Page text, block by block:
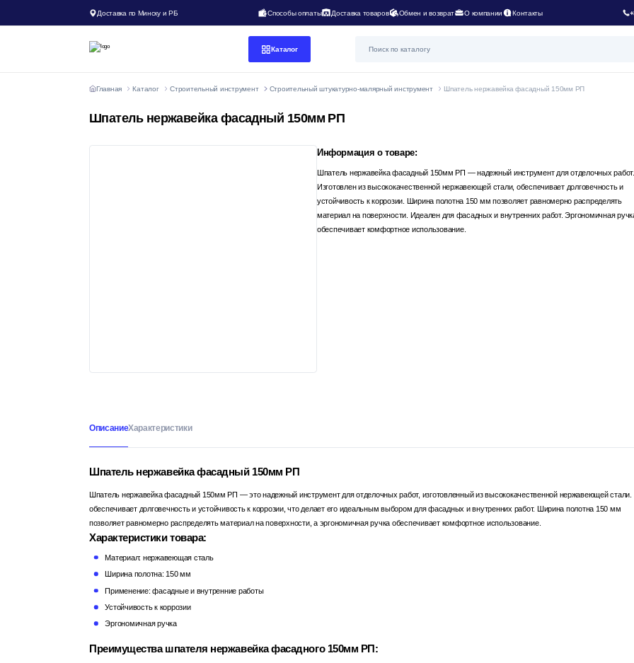
Доставка по Минску и РБ Способы оплаты Доставка товаров Обмен и возврат О компании Контакты
Каталог
Главная Каталог Строительный инструмент Строительный штукатурно-малярный инструмент Шпатель нержавейка фасадный 150мм РП
Шпатель нержавейка фасадный 150мм РП
Информация о товаре:
Шпатель нержавейка фасадный 150мм РП — надежный инструмент для отделочных работ.
Изготовлен из высококачественной нержавеющей стали, обеспечивает долговечность и
устойчивость к коррозии. Ширина полотна 150 мм позволяет равномерно распределять
материал на поверхности. Идеален для фасадных и внутренних работ. Эргономичная
обеспечивает комфортное использование.
ОписаниеХарактеристики
Шпатель нержавейка фасадный 150мм РП
Шпатель нержавейка фасадный 150мм РП — это надежный инструмент для отделочных работ, изготовленный из высококачественной нержавеющей
обеспечивает долговечность и устойчивость к коррозии, что делает его идеальным выбором для фасадных и внутренних работ. Ширина полотна 150 мм
позволяет равномерно распределять материал на поверхности, а эргономичная ручка обеспечивает комфортное использование.
Характеристики товара:
Материал: нержавеющая сталь
Ширина полотна: 150 мм
Применение: фасадные и внутренние работы
Устойчивость к коррозии
Эргономичная ручка
Преимущества шпателя нержавейка фасадного 150мм РП: